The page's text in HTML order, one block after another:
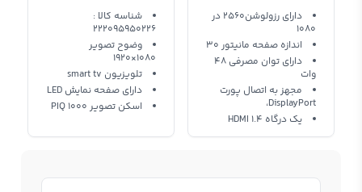
دارای رزولوشن2560 در
1080
اندازه صفحه مانیتور 30
دارای توان مصرفی 48
وات
مجهز به اتصال پورت
DisplayPort،
یک درگاه HDMI 1.4
40T5300 Samsung
شناسه کالا :
222095950226
وضوح تصویر
1080×1920
تلویزیون smart tv
دارای صفحه نمایش LED
اسکن تصویر PIQ 1000